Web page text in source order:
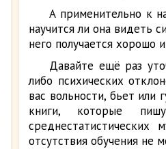
А применительно к
научится ли она видеть
него получается хорошо
Давайте ещё раз
либо психических
вас вольности, бьет или
книги, которые
отсутствия обучения не